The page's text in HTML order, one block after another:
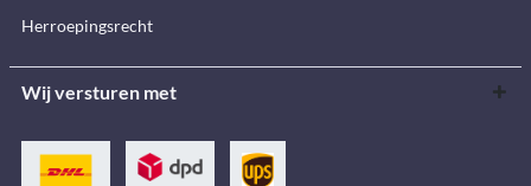
Herroepingsrecht
Wij versturen met